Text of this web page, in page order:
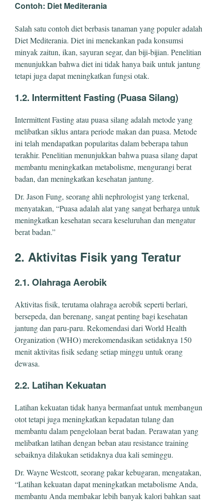
Contoh: Diet Mediterania
Salah satu contoh diet berbasis tanaman yang populer adalah
Diet Mediterania. Diet ini menekankan pada konsumsi
minyak zaitun, ikan, sayuran segar, dan biji-bijian. Penelitian
menunjukkan bahwa diet ini tidak hanya baik untuk jantung
tetapi juga dapat meningkatkan fungsi otak.
1.2. Intermittent Fasting (Puasa Silang)
Intermittent Fasting atau puasa silang adalah metode yang
melibatkan siklus antara periode makan dan puasa. Metode
ini telah mendapatkan popularitas dalam beberapa tahun
terakhir. Penelitian menunjukkan bahwa puasa silang dapat
membantu meningkatkan metabolisme, mengurangi berat
badan, dan meningkatkan kesehatan jantung.
Dr. Jason Fung, seorang ahli nephrologist yang terkenal,
menyatakan, “Puasa adalah alat yang sangat berharga untuk
meningkatkan kesehatan secara keseluruhan dan mengatur
berat badan.”
2. Aktivitas Fisik yang Teratur
2.1. Olahraga Aerobik
Aktivitas fisik, terutama olahraga aerobik seperti berlari,
bersepeda, dan berenang, sangat penting bagi kesehatan
jantung dan paru-paru. Rekomendasi dari World Health
Organization (WHO) merekomendasikan setidaknya 150
menit aktivitas fisik sedang setiap minggu untuk orang
dewasa.
2.2. Latihan Kekuatan
Latihan kekuatan tidak hanya bermanfaat untuk membangun
otot tetapi juga meningkatkan kepadatan tulang dan
membantu dalam pengelolaan berat badan. Perawatan yang
melibatkan latihan dengan beban atau resistance training
sebaiknya dilakukan setidaknya dua kali seminggu.
Dr. Wayne Westcott, seorang pakar kebugaran, mengatakan,
“Latihan kekuatan dapat meningkatkan metabolisme Anda,
membantu Anda membakar lebih banyak kalori bahkan saat